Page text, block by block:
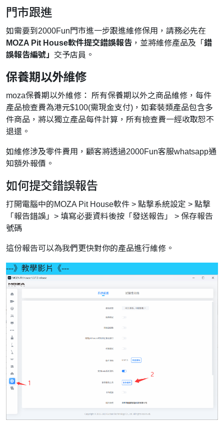
門市跟進
如需要到2000Fun門市進一步跟進維修保用，請務必先在
MOZA Pit House軟件提交錯誤報告 ，並將維修產品及「 錯
誤報告編號」 交予店員。
保養期以外維修
moza保養期以外維修： 所有保養期以外之商品維修，每件
產品檢查費為港元$100(需現金支付)，如套裝類產品包含多
件商品，將以獨立產品每件計算，所有檢查費一經收取恕不
退還。
如維修涉及零件費用，顧客將透過2000Fun客服whatsapp通
知額外報價。
如何提交錯誤報告
打開電腦中的MOZA Pit House軟件 > 點撃系統設定 > 點撃
「報告錯誤」> 填寫必要資料後按「發送報告」 > 保存報告
號碼
這份報告可以為我們更快對你的產品進行維修。
---》教學影片《---